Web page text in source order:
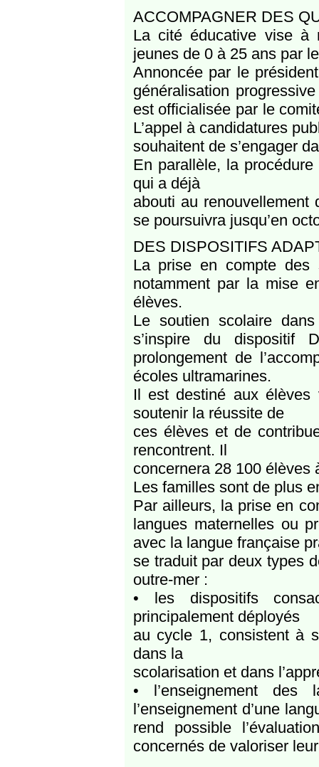
ACCOMPAGNER DES
La cité éducative vise à
jeunes de 0 à 25 ans par
Annoncée par le
généralisation
est officialisée par le
L’appel à candidatures
souhaitent de s’engager
En parallèle, la
qui a déjà
abouti au
se poursuivra jusqu’en
DES DISPOSITIFS
La prise en compte des
notamment par la mise
élèves.
Le soutien scolaire
s’inspire du dispositif
prolongement de
écoles ultramarines.
Il est destiné aux élèves
soutenir la réussite de
ces élèves et de
rencontrent. Il
concernera 28 100 élèves
Les familles sont de plus
Par ailleurs, la prise en
langues maternelles ou
avec la langue française
se traduit par deux types
outre-mer :
• les dispositifs
principalement déployés
au cycle 1, consistent à
dans la
scolarisation et dans
• l’enseignement des
l’enseignement d’une
rend possible
concernés de valoriser